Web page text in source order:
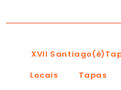
XVII
Locais
Tapas